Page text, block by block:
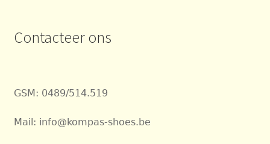
Contacteer ons
GSM: 0489/514.519
Mail: info@kompas-shoes.be